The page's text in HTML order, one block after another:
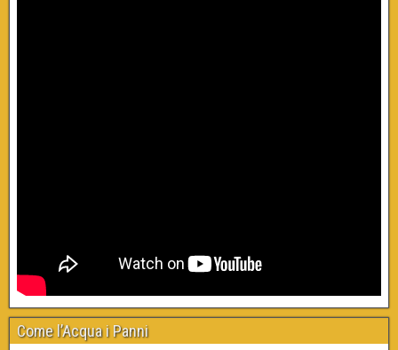
Come l’Acqua i Panni